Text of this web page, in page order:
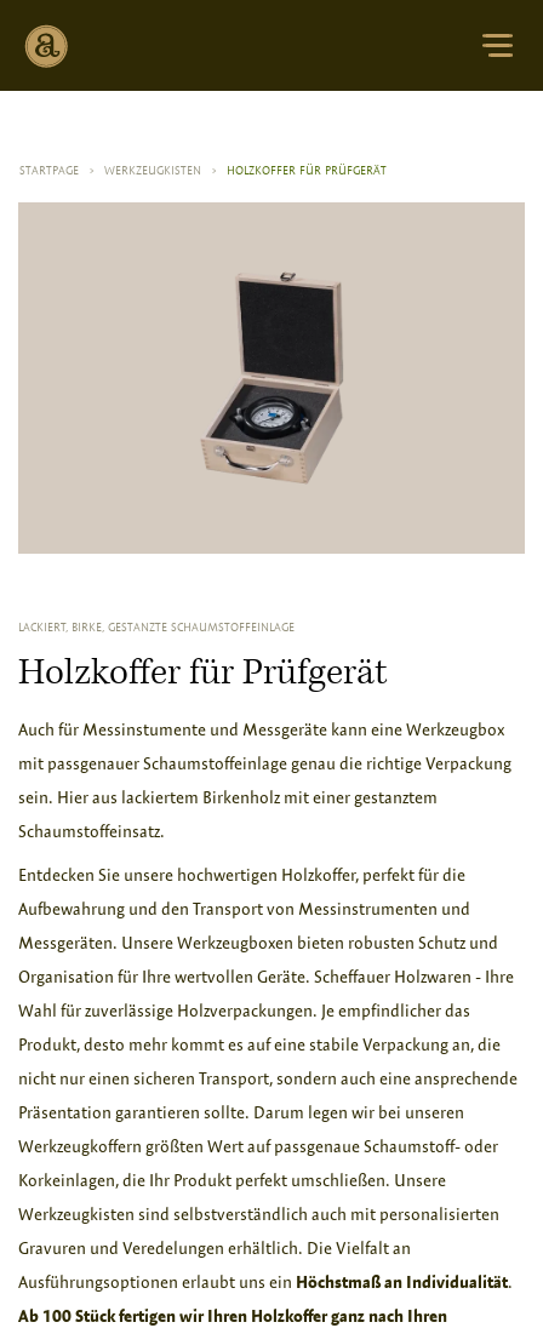
STARTPAGE > WERKZEUGKISTEN > HOLZKOFFER FÜR PRÜFGERÄT
LACKIERT, BIRKE, GESTANZTE SCHAUMSTOFFEINLAGE
Holzkoffer für Prüfgerät
Auch für Messinstumente und Messgeräte kann eine Werkzeugbox
mit passgenauer Schaumstoffeinlage genau die richtige Verpackung
sein. Hier aus lackiertem Birkenholz mit einer gestanztem
Schaumstoffeinsatz.
Entdecken Sie unsere hochwertigen Holzkoffer, perfekt für die
Aufbewahrung und den Transport von Messinstrumenten und
Messgeräten. Unsere Werkzeugboxen bieten robusten Schutz und
Organisation für Ihre wertvollen Geräte. Scheffauer Holzwaren - Ihre
Wahl für zuverlässige Holzverpackungen. Je empfindlicher das
Produkt, desto mehr kommt es auf eine stabile Verpackung an, die
nicht nur einen sicheren Transport, sondern auch eine ansprechende
Präsentation garantieren sollte. Darum legen wir bei unseren
Werkzeugkoffern größten Wert auf passgenaue Schaumstoff- oder
Korkeinlagen, die Ihr Produkt perfekt umschließen. Unsere
Werkzeugkisten sind selbstverständlich auch mit personalisierten
Gravuren und Veredelungen erhältlich. Die Vielfalt an
Ausführungsoptionen erlaubt uns ein Höchstmaß an Individualität
Ab 100 Stück fertigen wir Ihren Holzkoffer ganz nach Ihren